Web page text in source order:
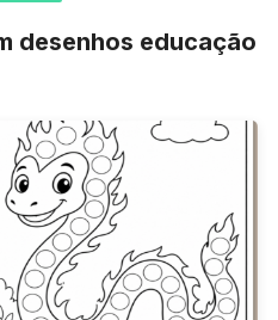
desenhos educação